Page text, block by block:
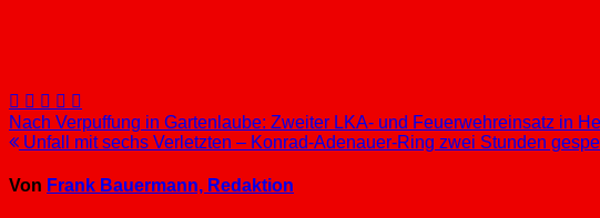
Beitragsnavigation
Nach Verpuffung in Gartenlaube: Zweiter LKA- und Feuerwehreinsatz in
Unfall mit sechs Verletzten – Konrad-Adenauer-Ring zwei Stunden
Von Frank Bauermann, Redaktion